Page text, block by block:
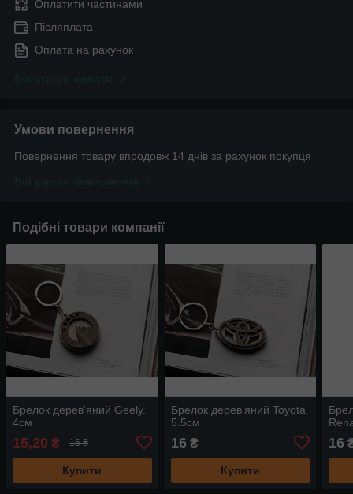
Оплатити частинами
Післяплата
Оплата на рахунок
Умови повернення
Повернення товару впродовж 14 днів за рахунок покупця
Подібні товари компанії
Брелок дерев'яний Geely.
4см
15,20 ₴ 16 ₴
Купити
Брелок дерев'яний Toyota.
5.5см
16 ₴
Купити
16